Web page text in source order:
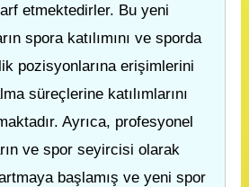
etmektedirler. Bu yeni
spora katılımını ve sporda
pozisyonlarına erişimlerini
süreçlerine katılımlarını
Ayrıca, profesyonel
ve spor seyircisi olarak
artmaya başlamış ve yeni spor